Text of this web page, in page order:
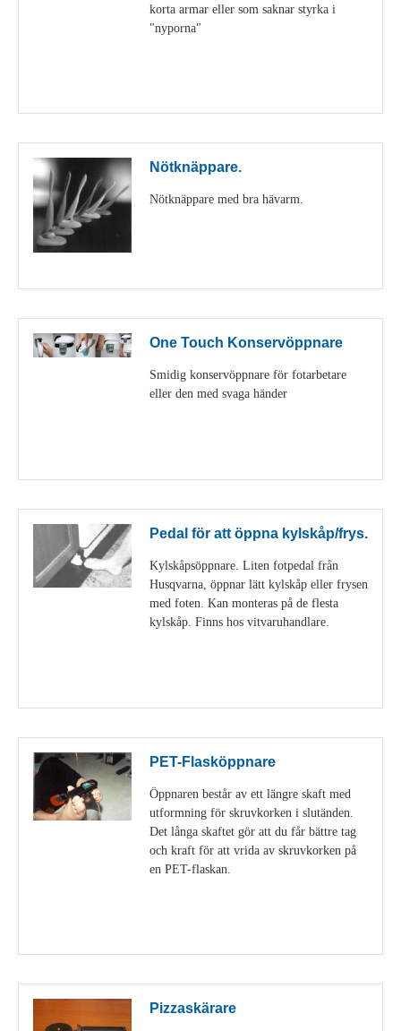
korta armar eller som saknar styrka i
"nyporna"
Nötknäppare.
Nötknäppare med bra hävarm.
One Touch Konservöppnare
Smidig konservöppnare för fotarbetare
eller den med svaga händer
Pedal för att öppna kylskåp/frys.
Kylskåpsöppnare. Liten fotpedal från
Husqvarna, öppnar lätt kylskåp eller frysen
med foten. Kan monteras på de flesta
kylskåp. Finns hos vitvaruhandlare.
PET-Flasköppnare
Öppnaren består av ett längre skaft med
utformning för skruvkorken i slutänden.
Det långa skaftet gör att du får bättre tag
och kraft för att vrida av skruvkorken på
en PET-flaskan.
Pizzaskärare